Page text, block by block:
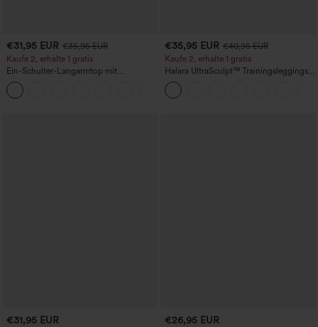
€31,95 EUR €35,95 EUR
Kaufe 2, erhalte 1 gratis
Ein-Schulter-Langarmtop mit
Daumenloch, geschwungener Saum
(High-Low), schnell trocknend – Yoga-
Sporttop mit integriertem BH
€35,95 EUR €40,95 EUR
Kaufe 2, erhalte 1 gratis
Halara UltraSculpt™ Trainingsleggings
mit hohem Bund – raffende Push-up-
Po-Form, Bauchkontrolle, Taschen und
formende Passform
€31,95 EUR €26,95 EUR